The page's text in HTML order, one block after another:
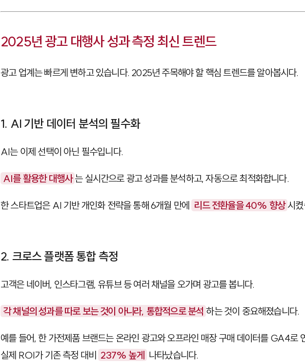
2025년 광고 대행사 성과 측정 최신 트렌드
광고 업계는 빠르게 변하고 있습니다. 2025년 주목해야 할 핵심 트렌드를 알아봅시다.
1. AI 기반 데이터 분석의 필수화
AI는 이제 선택이 아닌 필수입니다.
AI를 활용한 대행사 는 실시간으로 광고 성과를 분석하고, 자동으로 최적화합니다.
한 스타트업은 AI 기반 개인화 전략을 통해 6개월 만에 리드 전환율을 40% 향상 시
2. 크로스 플랫폼 통합 측정
고객은 네이버, 인스타그램, 유튜브 등 여러 채널을 오가며 광고를 봅니다.
각 채널의 성과를 따로 보는 것이 아니라, 통합적으로 분석 하는 것이 중요해졌습니다.
예를 들어, 한 가전제품 브랜드는 온라인 광고와 오프라인 매장 구매 데이터를 GA4로
실제 ROI가 기존 측정 대비 237% 높게 나타났습니다.